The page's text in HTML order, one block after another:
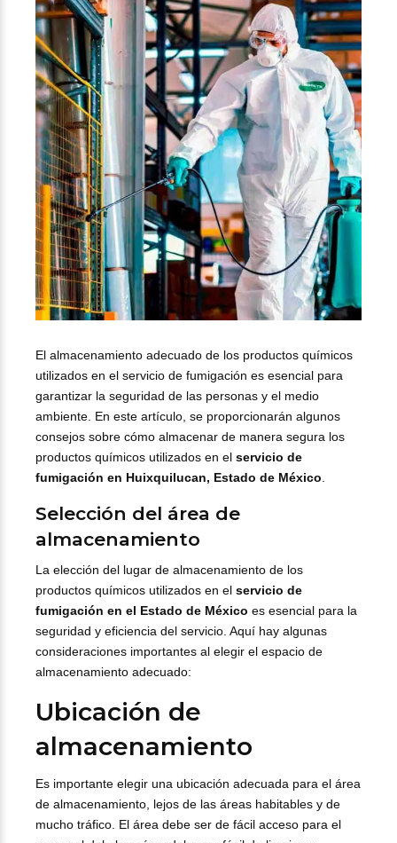
El almacenamiento adecuado de los productos químicos
utilizados en el servicio de fumigación es esencial para
garantizar la seguridad de las personas y el medio
ambiente. En este artículo, se proporcionarán algunos
consejos sobre cómo almacenar de manera segura los
productos químicos utilizados en el servicio de
fumigación en Huixquilucan, Estado de México.
Selección del área de
almacenamiento
La elección del lugar de almacenamiento de los
productos químicos utilizados en el servicio de
fumigación en el Estado de México es esencial para la
seguridad y eficiencia del servicio. Aquí hay algunas
consideraciones importantes al elegir el espacio de
almacenamiento adecuado:
Ubicación de
almacenamiento
Es importante elegir una ubicación adecuada para el área
de almacenamiento, lejos de las áreas habitables y de
mucho tráfico. El área debe ser de fácil acceso para el